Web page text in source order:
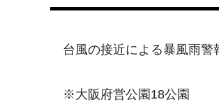
台風の接近による暴風雨警
※大阪府営公園18公園